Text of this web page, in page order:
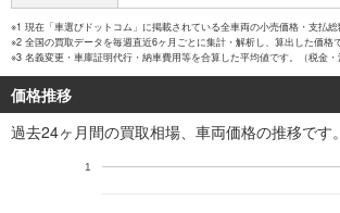
※1 現在「車選びドットコム」に掲載されている全車両の小売価格・支払総
※2 全国の買取データを毎週直近6ヶ月ごとに集計・解析し、算出した価格で
※3 名義変更・車庫証明代行・納車費用等を合算した平均値です。（税金・
価格推移
過去24ヶ月間の買取相場、車両価格の推移です。
1